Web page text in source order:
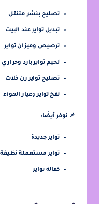
تصليح بنشر متنقل
تبديل تواير عند البيت
ترصيص وميزان تواير
لحيم تواير بارد وحراري
تصليح تواير رن فلات
نفخ تواير وعيار الهواء
📌 نوفر أيضًا:
تواير جديدة
تواير مستعملة نظيفة
كفالة تواير